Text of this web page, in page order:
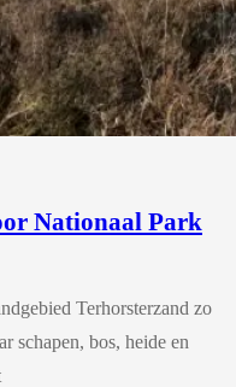
Nationaal Park
Terhorsterzand zo
schapen, bos, heide en